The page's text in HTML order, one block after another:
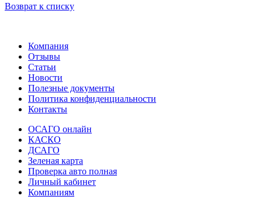
Возврат к списку
Компания
Отзывы
Статьи
Новости
Полезные документы
Политика конфиденциальности
Контакты
ОСАГО онлайн
КАСКО
ДСАГО
Зеленая карта
Проверка авто полная
Личный кабинет
Компаниям